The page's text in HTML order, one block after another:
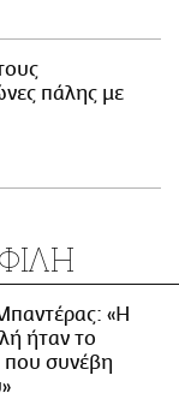
πάλης με
«Η
ήταν το
που συνέβη